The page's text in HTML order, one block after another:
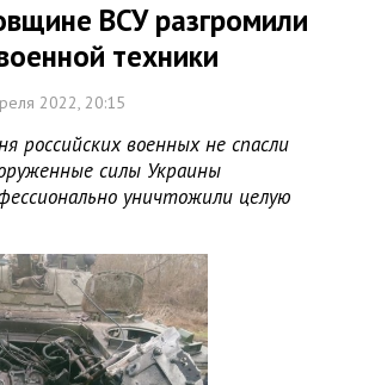
ВСУ разгромили
техники
2022, 20:15
российских военных не спасли
силы Украины
уничтожили целую